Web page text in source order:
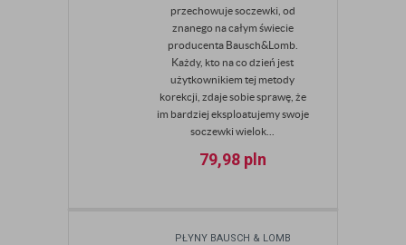
przechowuje soczewki, od
znanego na całym świecie
producenta Bausch&Lomb.
Każdy, kto na co dzień jest
użytkownikiem tej metody
korekcji, zdaje sobie sprawę, że
im bardziej eksploatujemy swoje
soczewki wielok...
79,98 pln
PŁYNY BAUSCH & LOMB